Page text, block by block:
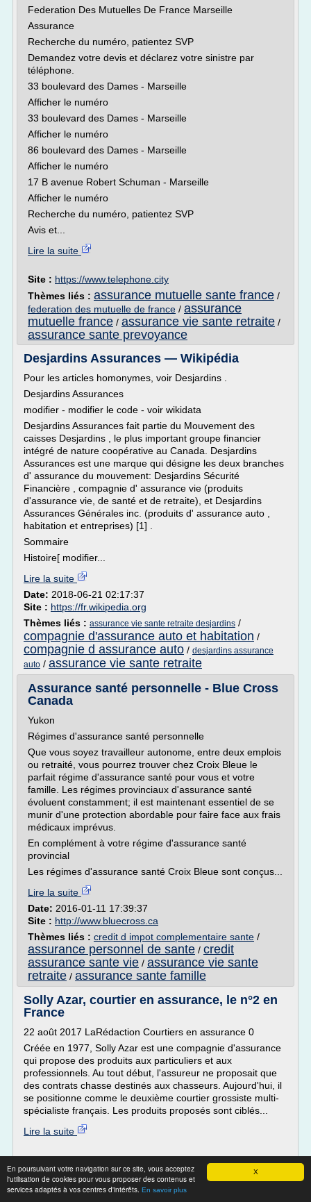
X
En poursuivant votre navigation sur ce site, vous acceptez
l'utilisation de cookies pour vous proposer des contenus et
services adaptés à vos centres d'intérêts. En savoir plus
Federation Des Mutuelles De France Marseille
Assurance
Recherche du numéro, patientez SVP
Demandez votre devis et déclarez votre sinistre par
téléphone.
33 boulevard des Dames - Marseille
Afficher le numéro
33 boulevard des Dames - Marseille
Afficher le numéro
86 boulevard des Dames - Marseille
Afficher le numéro
17 B avenue Robert Schuman - Marseille
Afficher le numéro
Recherche du numéro, patientez SVP
Avis et...
Lire la suite
Site : https://www.telephone.city
Thèmes liés : assurance mutuelle sante france /
federation des mutuelle de france / assurance
mutuelle france / assurance vie sante retraite /
assurance sante prevoyance
Desjardins Assurances — Wikipédia
Pour les articles homonymes, voir Desjardins .
Desjardins Assurances
modifier - modifier le code - voir wikidata
Desjardins Assurances fait partie du Mouvement des
caisses Desjardins , le plus important groupe financier
intégré de nature coopérative au Canada. Desjardins
Assurances est une marque qui désigne les deux branches
d' assurance du mouvement: Desjardins Sécurité
Financière , compagnie d' assurance vie (produits
d'assurance vie, de santé et de retraite), et Desjardins
Assurances Générales inc. (produits d' assurance auto ,
habitation et entreprises) [1] .
Sommaire
Histoire[ modifier...
Lire la suite
Date: 2018-06-21 02:17:37
Site : https://fr.wikipedia.org
Thèmes liés : assurance vie sante retraite desjardins /
compagnie d'assurance auto et habitation /
compagnie d assurance auto / desjardins assurance
auto / assurance vie sante retraite
Assurance santé personnelle - Blue Cross
Canada
Yukon
Régimes d'assurance santé personnelle
Que vous soyez travailleur autonome, entre deux emplois
ou retraité, vous pourrez trouver chez Croix Bleue le
parfait régime d'assurance santé pour vous et votre
famille. Les régimes provinciaux d'assurance santé
évoluent constamment; il est maintenant essentiel de se
munir d'une protection abordable pour faire face aux frais
médicaux imprévus.
En complément à votre régime d'assurance santé
provincial
Les régimes d'assurance santé Croix Bleue sont conçus...
Lire la suite
Date: 2016-01-11 17:39:37
Site : http://www.bluecross.ca
Thèmes liés : credit d impot complementaire sante /
assurance personnel de sante / credit
assurance sante vie / assurance vie sante
retraite / assurance sante famille
Solly Azar, courtier en assurance, le n°2 en
France
22 août 2017 LaRédaction Courtiers en assurance 0
Créée en 1977, Solly Azar est une compagnie d'assurance
qui propose des produits aux particuliers et aux
professionnels. Au tout début, l'assureur ne proposait que
des contrats chasse destinés aux chasseurs. Aujourd'hui, il
se positionne comme le deuxième courtier grossiste multi-
spécialiste français. Les produits proposés sont ciblés...
Lire la suite
Site :trouverunassureur.com
UNI SANTE PREVOYANCE | Reims -
tuugo.fr